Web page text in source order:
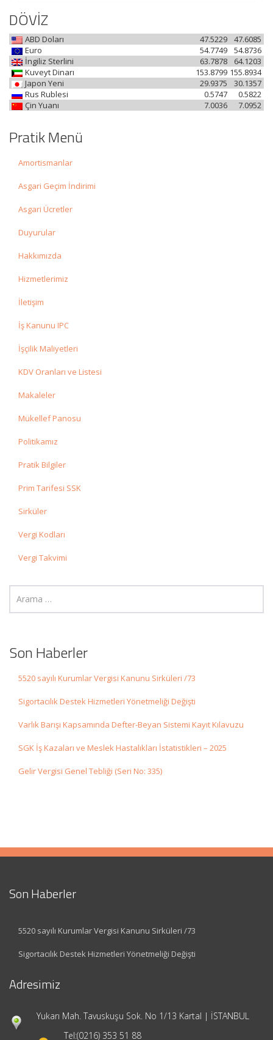
DÖVİZ
ABD Doları 47.6085
47.5229
Euro
54.8736
54.7749
İngiliz Sterlini
64.1203
63.7878
Kuveyt Dinarı
155.8934
153.8799
Japon Yeni
30.1357
29.9375
Rus Rublesi
0.5822
0.5747
Çin Yuanı
7.0952
7.0036
Pratik Menü
Amortismanlar
Asgari Geçim İndirimi
Asgari Ücretler
Duyurular
Hakkımızda
Hizmetlerimiz
İletişim
İş Kanunu IPC
İşçilik Maliyetleri
KDV Oranları ve Listesi
Makaleler
Mükellef Panosu
Politikamız
Pratik Bilgiler
Prim Tarifesi SSK
Sirküler
Vergi Kodları
Vergi Takvimi
Son Haberler
5520 sayılı Kurumlar Vergisi Kanunu Sirküleri /73
Sigortacılık Destek Hizmetleri Yönetmeliği Değişti
Varlık Barışı Kapsamında Defter-Beyan Sistemi Kayıt Kılavuzu
SGK İş Kazaları ve Meslek Hastalıkları İstatistikleri – 2025
Gelir Vergisi Genel Tebliği (Seri No: 335)
Son Haberler
5520 sayılı Kurumlar Vergisi Kanunu Sirküleri /73
Sigortacılık Destek Hizmetleri Yönetmeliği Değişti
Adresimiz
Yukarı Mah. Tavuskuşu Sok. No 1/13 Kartal | İSTANBUL
Tel:(0216) 353 51 88